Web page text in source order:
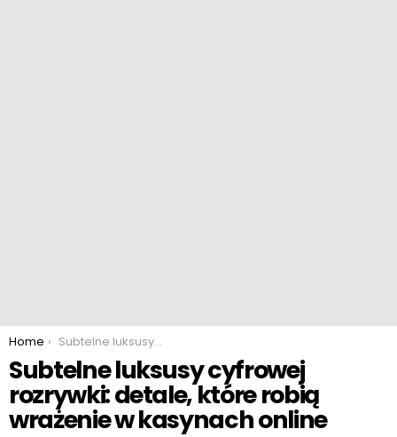
You are here:
Home Subtelne luksusy cyfrowej rozrywki: detale, które robią wrażenie w kasynach online
Subtelne luksusy cyfrowej
rozrywki: detale, które robią
wrażenie w kasynach online